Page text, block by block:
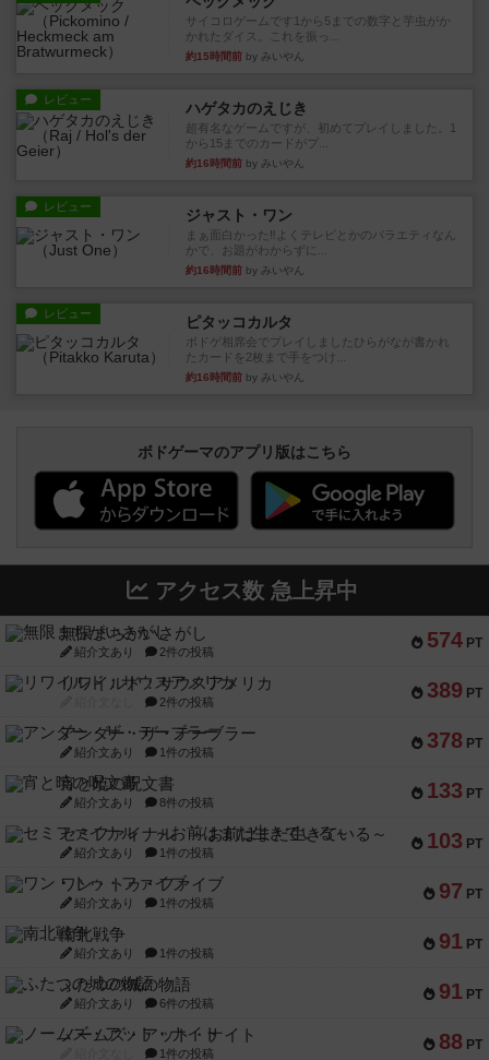
サイコロゲームです1から5までの数字と芋虫がか
かれたダイス。これを振っ...
約15時間前 by みいやん
レビュー ハゲタカのえじき
超有名なゲームですが、初めてプレイしました。1
から15までのカードがプ...
約16時間前 by みいやん
レビュー ジャスト・ワン
まぁ面白かった‼️よくテレビとかのバラエティなん
かで、お題がわからずに...
約16時間前 by みいやん
レビュー ピタッコカルタ
ボドゲ相席会でプレイしましたひらがなが書かれ
たカードを2枚まで手をつけ...
約16時間前 by みいやん
ボドゲーマのアプリ版はこちら
アクセス数 急上昇中
574 PT
無限まちがいさがし
紹介文あり 2件の投稿
389 PT
リワイルド：サウスアメリカ
2件の投稿
378 PT
アンダー・ザ・テーブラー
紹介文あり 1件の投稿
133 PT
宵と暁の呪文書
紹介文あり 8件の投稿
103 PT
セミファイナル ～お前はまだ生きている～
紹介文あり 1件の投稿
97 PT
ワン・トゥ・ファイブ
紹介文あり 1件の投稿
91 PT
南北戦争
紹介文あり 1件の投稿
91 PT
ふたつの城の物語
紹介文あり 6件の投稿
88 PT
ノームズ・アット・ナイト
1件の投稿